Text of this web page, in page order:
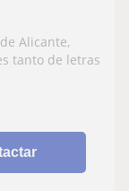
Alicante,
tanto de letras